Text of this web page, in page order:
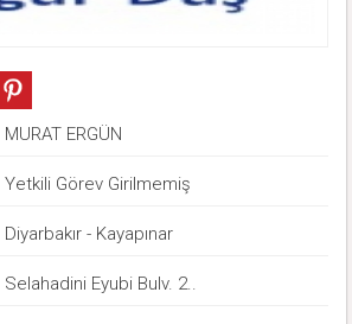
MURAT ERGÜN
Yetkili Görev Girilmemiş
Diyarbakır - Kayapınar
Selahadini Eyubi Bulv. 2..